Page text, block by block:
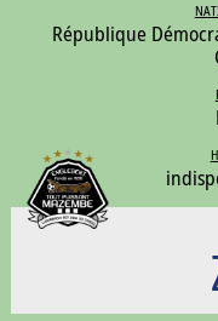
République